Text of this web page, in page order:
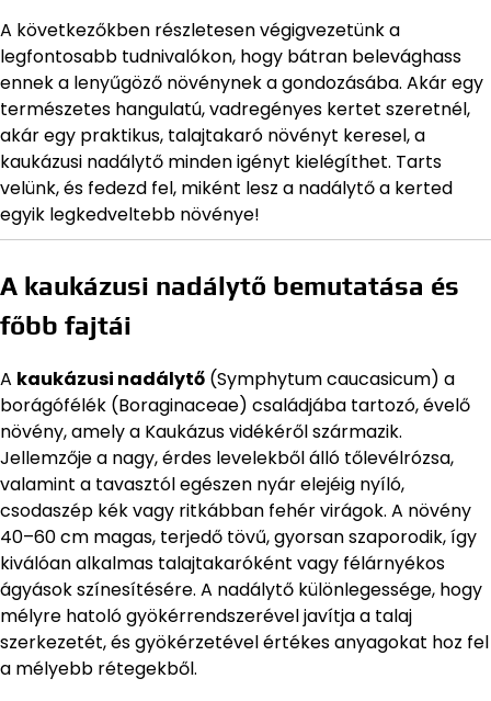
A következőkben részletesen végigvezetünk a
legfontosabb tudnivalókon, hogy bátran belevághass
ennek a lenyűgöző növénynek a gondozásába. Akár egy
természetes hangulatú, vadregényes kertet szeretnél,
akár egy praktikus, talajtakaró növényt keresel, a
kaukázusi nadálytő minden igényt kielégíthet. Tarts
velünk, és fedezd fel, miként lesz a nadálytő a kerted
egyik legkedveltebb növénye!
A kaukázusi nadálytő bemutatása és
főbb fajtái
A kaukázusi nadálytő (Symphytum caucasicum) a
borágófélék (Boraginaceae) családjába tartozó, évelő
növény, amely a Kaukázus vidékéről származik.
Jellemzője a nagy, érdes levelekből álló tőlevélrózsa,
valamint a tavasztól egészen nyár elejéig nyíló,
csodaszép kék vagy ritkábban fehér virágok. A növény
40–60 cm magas, terjedő tövű, gyorsan szaporodik, így
kiválóan alkalmas talajtakaróként vagy félárnyékos
ágyások színesítésére. A nadálytő különlegessége, hogy
mélyre hatoló gyökérrendszerével javítja a talaj
szerkezetét, és gyökérzetével értékes anyagokat hoz fel
a mélyebb rétegekből.